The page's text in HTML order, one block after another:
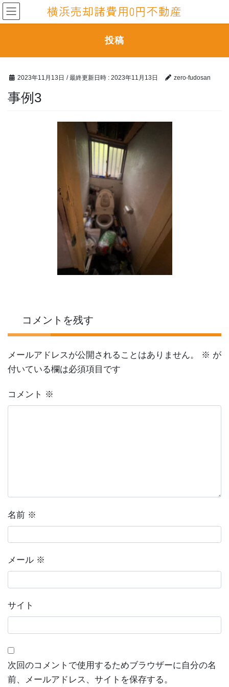
コ
ン
テ
へ
ナ
ビ
ゲ
ョ
横浜売却諸費用0円不動産
投稿
2023年11月13日 / 最終更新日時 : 2023年11月13日 zero-fudosan
事例3
コメントを残す
メールアドレスが公開されることはありません。 ※ が
付いている欄は必須項目です
コメント ※
名前 ※
メール ※
サイト
次回のコメントで使用するためブラウザーに自分の名
前、メールアドレス、サイトを保存する。